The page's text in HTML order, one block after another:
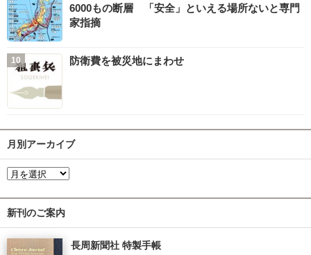
6000もの断層 「安全」といえる場所ないと専門
家指摘
防衛費を被災地にまわせ
月別アーカイブ
新刊のご案内
長周新聞社 特製手帳